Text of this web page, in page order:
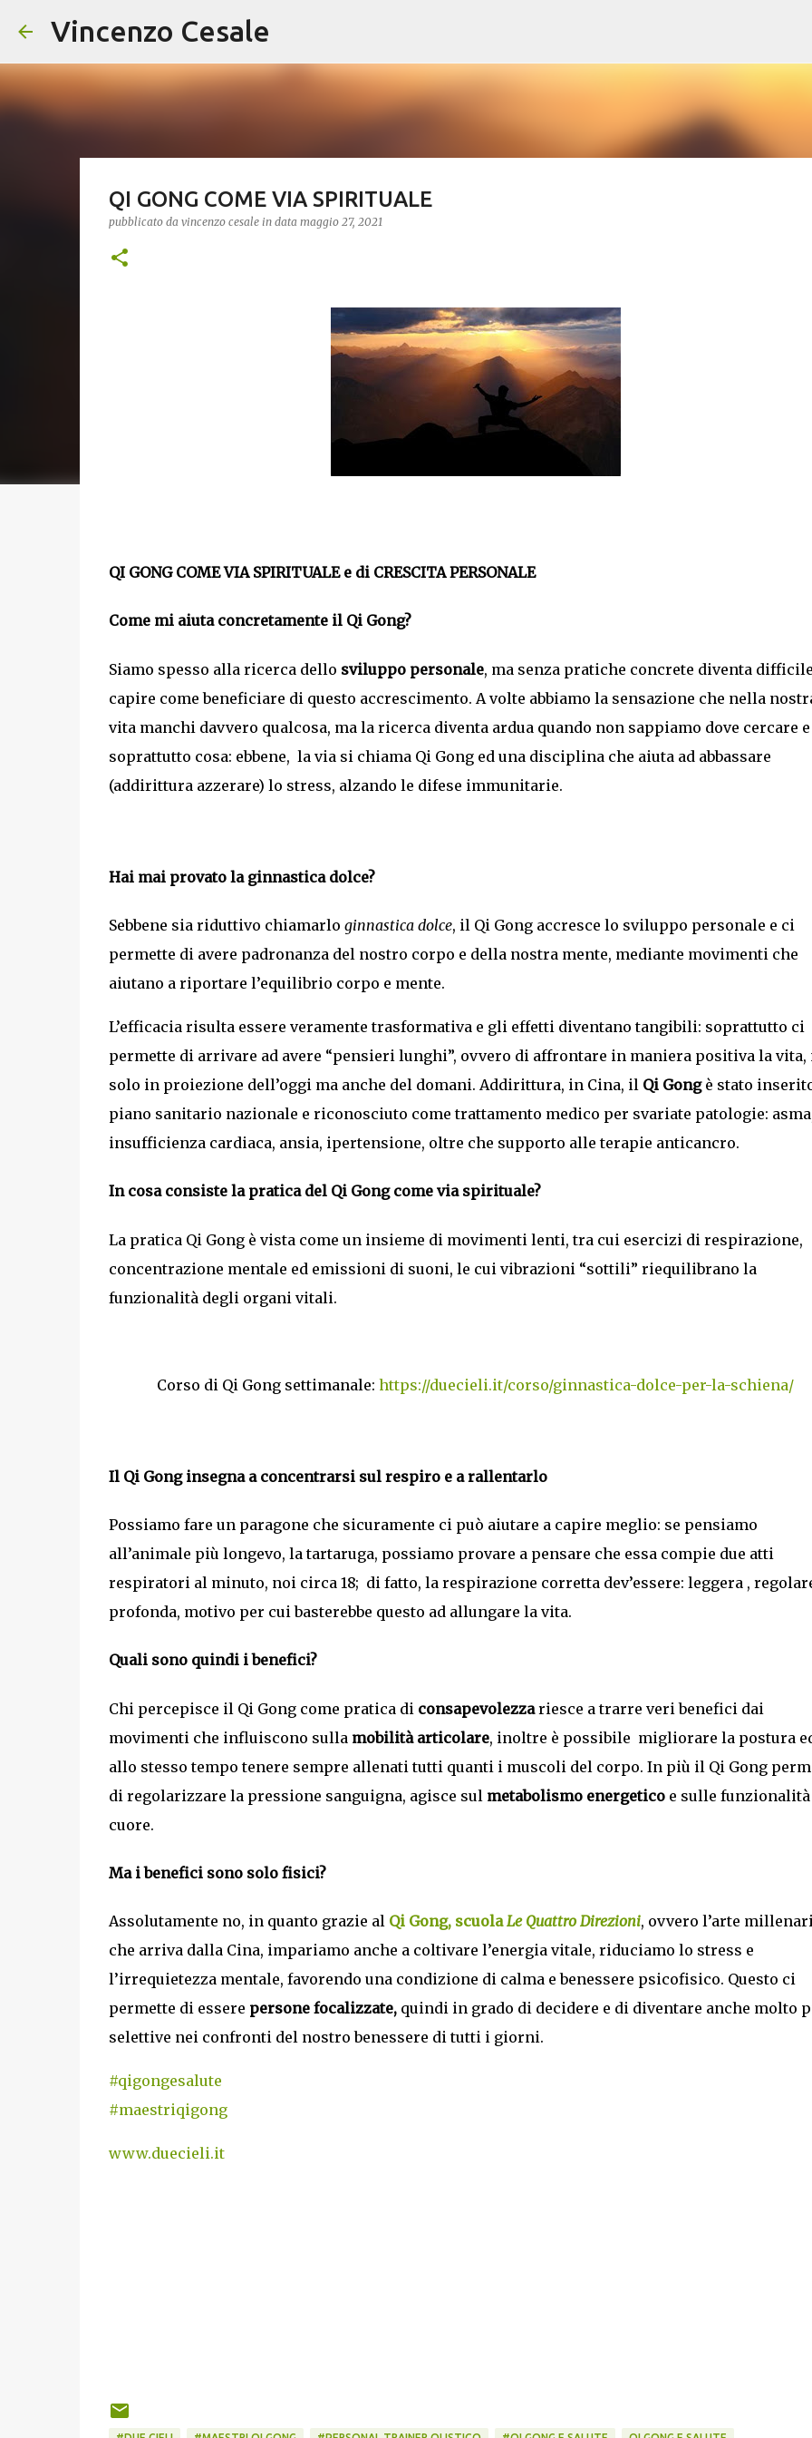
Vincenzo Cesale
QI GONG COME VIA SPIRITUALE
pubblicato da vincenzo cesale in data maggio 27, 2021
QI GONG COME VIA SPIRITUALE e di CRESCITA PERSONALE
Come mi aiuta concretamente il Qi Gong?
Siamo spesso alla ricerca dello sviluppo personale, ma senza pratiche concrete diventa difficile
capire come beneficiare di questo accrescimento. A volte abbiamo la sensazione che nella
vita manchi davvero qualcosa, ma la ricerca diventa ardua quando non sappiamo dove cercare e
soprattutto cosa: ebbene, la via si chiama Qi Gong ed una disciplina che aiuta ad abbassare
(addirittura azzerare) lo stress, alzando le difese immunitarie.
Hai mai provato la ginnastica dolce?
Sebbene sia riduttivo chiamarlo ginnastica dolce, il Qi Gong accresce lo sviluppo personale e ci
permette di avere padronanza del nostro corpo e della nostra mente, mediante movimenti che
aiutano a riportare l’equilibrio corpo e mente.
L’efficacia risulta essere veramente trasformativa e gli effetti diventano tangibili: soprattutto ci
permette di arrivare ad avere “pensieri lunghi”, ovvero di affrontare in maniera positiva la vita,
solo in proiezione dell’oggi ma anche del domani. Addirittura, in Cina, il Qi Gongè stato
piano sanitario nazionale e riconosciuto come trattamento medico per svariate patologie:
insufficienza cardiaca, ansia, ipertensione, oltre che supporto alle terapie anticancro.
In cosa consiste la pratica del Qi Gong come via spirituale?
La pratica Qi Gong è vista come un insieme di movimenti lenti, tra cui esercizi di respirazione,
concentrazione mentale ed emissioni di suoni, le cui vibrazioni “sottili” riequilibrano la
funzionalità degli organi vitali.
Corso di Qi Gong settimanale: https://duecieli.it/corso/ginnastica-dolce-per-la-schiena/
Il Qi Gong insegna a concentrarsi sul respiro e a rallentarlo
Possiamo fare un paragone che sicuramente ci può aiutare a capire meglio: se pensiamo
all’animale più longevo, la tartaruga, possiamo provare a pensare che essa compie due atti
respiratori al minuto, noi circa 18; di fatto, la respirazione corretta dev’essere: leggera ,
profonda, motivo per cui basterebbe questo ad allungare la vita.
Quali sono quindi i benefici?
Chi percepisce il Qi Gong come pratica di consapevolezzariesce a trarre veri benefici dai
movimenti che influiscono sulla mobilità articolare, inoltre è possibile migliorare la postura
allo stesso tempo tenere sempre allenati tutti quanti i muscoli del corpo. In più il Qi Gong
di regolarizzare la pressione sanguigna, agisce sul metabolismo energeticoe sulle funzionalità
cuore.
Ma i benefici sono solo fisici?
Assolutamente no, in quanto grazie al Qi Gong, scuolaLe Quattro Direzioni, ovvero l’arte
che arriva dalla Cina, impariamo anche a coltivare l’energia vitale, riduciamo lo stress e
l’irrequietezza mentale, favorendo una condizione di calma e benessere psicofisico. Questo ci
permette di essere persone focalizzate,quindi in grado di decidere e di diventare anche molto
selettive nei confronti del nostro benessere di tutti i giorni.
#qigongesalute
#maestriqigong
www.duecieli.it